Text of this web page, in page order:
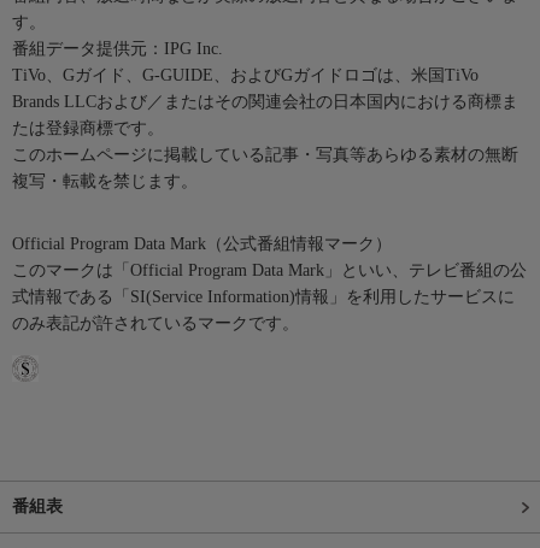
す。
番組データ提供元：IPG Inc.
TiVo、Gガイド、G-GUIDE、およびGガイドロゴは、米国TiVo
Brands LLCおよび／またはその関連会社の日本国内における商標ま
たは登録商標です。
このホームページに掲載している記事・写真等あらゆる素材の無断
複写・転載を禁じます。
Official Program Data Mark（公式番組情報マーク）
このマークは「Official Program Data Mark」といい、テレビ番組の公
式情報である「SI(Service Information)情報」を利用したサービスに
のみ表記が許されているマークです。
番組表